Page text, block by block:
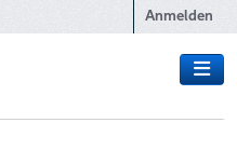
Anmelden